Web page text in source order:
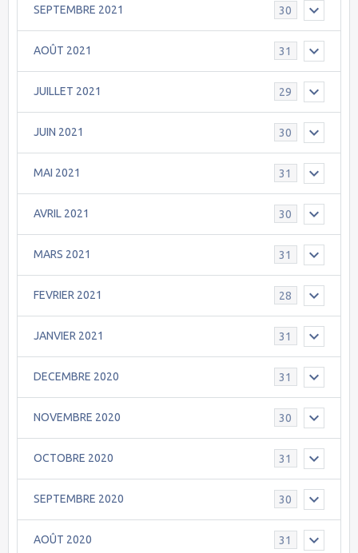
SEPTEMBRE 2021 30
AOÛT 2021 31
JUILLET 2021 29
JUIN 2021 30
MAI 2021 31
AVRIL 2021 30
MARS 2021 31
FEVRIER 2021 28
JANVIER 2021 31
DECEMBRE 2020 31
NOVEMBRE 2020 30
OCTOBRE 2020 31
SEPTEMBRE 2020 30
AOÛT 2020 31